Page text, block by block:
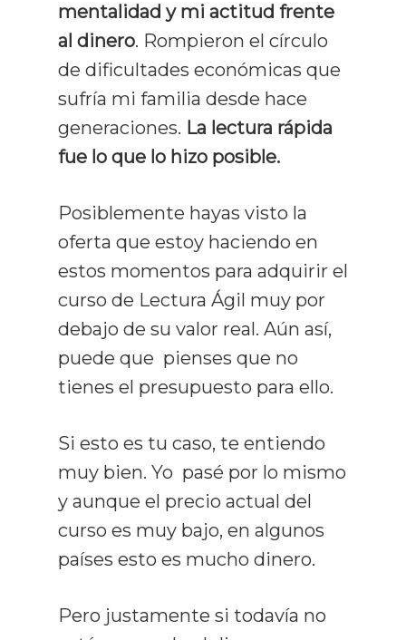
mentalidad y mi actitud frente
al dinero. Rompieron el círculo
de dificultades económicas que
sufría mi familia desde hace
generaciones. La lectura rápida
fue lo que lo hizo posible.
Posiblemente hayas visto la
oferta que estoy haciendo en
estos momentos para adquirir el
curso de Lectura Ágil muy por
debajo de su valor real. Aún así,
puede que pienses que no
tienes el presupuesto para ello.
Si esto es tu caso, te entiendo
muy bien. Yo pasé por lo mismo
y aunque el precio actual del
curso es muy bajo, en algunos
países esto es mucho dinero.
Pero justamente si todavía no